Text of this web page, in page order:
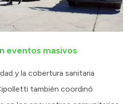
eventos masivos
y la cobertura sanitaria
también coordinó